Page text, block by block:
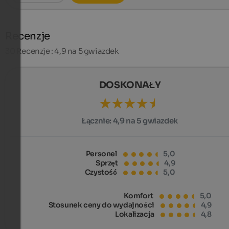
Recenzje
Recenzje : 4,9 na 5 gwiazdek
DOSKONAŁY
Łącznie: 4,9 na 5 gwiazdek
Personel
5,0
Sprzęt
4,9
Czystość
5,0
Komfort
5,0
Stosunek ceny do wydajności
4,9
Lokalizacja
4,8